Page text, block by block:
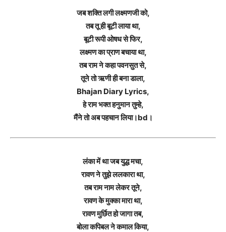
जब शक्ति लगी लक्ष्मणजी को,
तब तू ही बूटी लाया था,
बूटी रूपी ओषध से फिर,
लक्ष्मण का प्राण बचाया था,
तब राम ने कहा पवनसुत से,
तूने तो ऋणी ही बना डाला,
Bhajan Diary Lyrics,
हे राम भक्त हनुमान तुम्हे,
मैंने तो अब पहचान लिया।bd।
लंका में था जब युद्ध मचा,
रावण ने तुझे ललकारा था,
तब राम नाम लेकर तूने,
रावण के मुक्का मारा था,
रावण मुर्छित हो जागा तब,
बोला कपिबल ने कमाल किया,